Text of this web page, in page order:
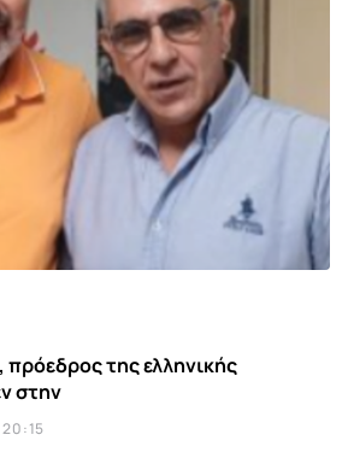
πρόεδρος της ελληνικής
στην